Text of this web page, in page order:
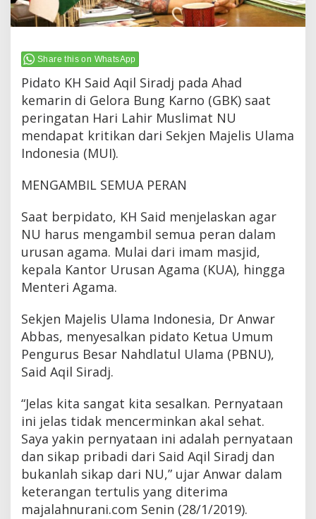
Share this on WhatsApp
Pidato KH Said Aqil Siradj pada Ahad
kemarin di Gelora Bung Karno (GBK) saat
peringatan Hari Lahir Muslimat NU
mendapat kritikan dari Sekjen Majelis Ulama
Indonesia (MUI).
MENGAMBIL SEMUA PERAN
Saat berpidato, KH Said menjelaskan agar
NU harus mengambil semua peran dalam
urusan agama. Mulai dari imam masjid,
kepala Kantor Urusan Agama (KUA), hingga
Menteri Agama.
Sekjen Majelis Ulama Indonesia, Dr Anwar
Abbas, menyesalkan pidato Ketua Umum
Pengurus Besar Nahdlatul Ulama (PBNU),
Said Aqil Siradj.
“Jelas kita sangat kita sesalkan. Pernyataan
ini jelas tidak mencerminkan akal sehat.
Saya yakin pernyataan ini adalah pernyataan
dan sikap pribadi dari Said Aqil Siradj dan
bukanlah sikap dari NU,” ujar Anwar dalam
keterangan tertulis yang diterima
majalahnurani.com Senin (28/1/2019).